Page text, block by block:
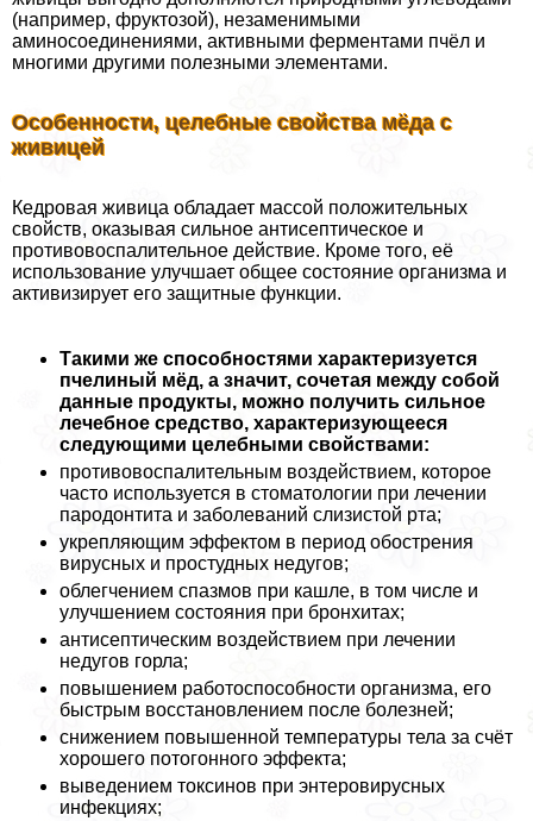
(например, фруктозой), незаменимыми
аминосоединениями, активными ферментами пчёл и
многими другими полезными элементами.
Особенности, целебные свойства мёда с
живицей
Кедровая живица обладает массой положительных
свойств, оказывая сильное антисептическое и
противовоспалительное действие. Кроме того, её
использование улучшает общее состояние организма и
активизирует его защитные функции.
Такими же способностями хаpaктеризуется
пчелиный мёд, а значит, сочетая между собой
данные продукты, можно получить сильное
лечебное средство, хаpaктеризующееся
следующими целебными свойствами:
противовоспалительным воздействием, которое
часто используется в стоматологии при лечении
пародонтита и заболеваний слизистой рта;
укрепляющим эффектом в период обострения
вирусных и простудных недугов;
облегчением спазмов при кашле, в том числе и
улучшением состояния при бронхитах;
антисептическим воздействием при лечении
недугов горла;
повышением работоспособности организма, его
быстрым восстановлением после болезней;
снижением повышенной температуры тела за счёт
хорошего потогонного эффекта;
выведением токсинов при энтеровирусных
инфекциях;